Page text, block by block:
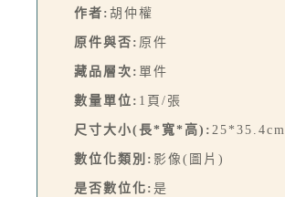
作者: 胡仲權
原件與否: 原件
藏品層次: 單件
數量單位: 1頁/張
尺寸大小(長*寬*高): 25*35.4cm
數位化類別: 影像(圖片)
是否數位化: 是